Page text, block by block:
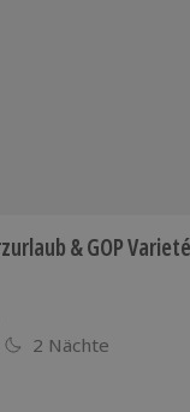
& GOP
2 Nächte